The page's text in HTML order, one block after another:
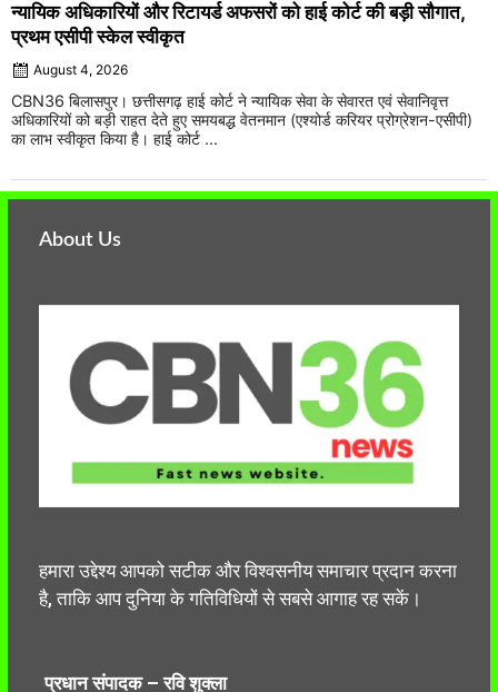
न्यायिक अधिकारियों और रिटायर्ड अफसरों को हाई कोर्ट की बड़ी सौगात,
प्रथम एसीपी स्केल स्वीकृत
August 4, 2026
CBN36 बिलासपुर। छत्तीसगढ़ हाई कोर्ट ने न्यायिक सेवा के सेवारत एवं सेवानिवृत्त
अधिकारियों को बड़ी राहत देते हुए समयबद्ध वेतनमान (एश्योर्ड करियर प्रोग्रेशन-एसीपी)
का लाभ स्वीकृत किया है। हाई कोर्ट ...
About Us
हमारा उद्देश्य आपको सटीक और विश्वसनीय समाचार प्रदान करना
है, ताकि आप दुनिया के गतिविधियों से सबसे आगाह रह सकें।
प्रधान संपादक – रवि शुक्ला